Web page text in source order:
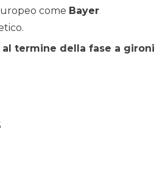
come Bayer
termine della fase a gironi